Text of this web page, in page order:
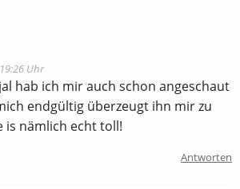
Uhr
hab ich mir auch schon angeschaut
endgültig überzeugt ihn mir zu
is nämlich echt toll!
Antworten